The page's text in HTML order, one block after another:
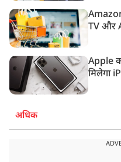
TV और
Apple
मिलेगा
अधिक